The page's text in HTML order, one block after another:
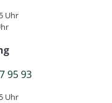
Uhr
95 93
Uhr